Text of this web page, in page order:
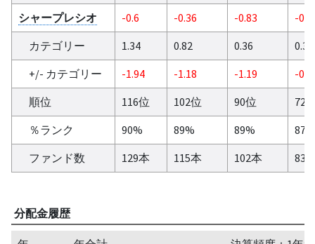
シャープレシオ -0.6 -0.36 -0.83
-
カテゴリー
1.34 0.82 0.36
0.34
+/- カテゴリー
-1.94 -1.18 -1.19
-0.8
順位
116位 102位 90位
72
％ランク
90% 89% 89%
87%
ファンド数
129本 115本 102本 83
分配金履歴